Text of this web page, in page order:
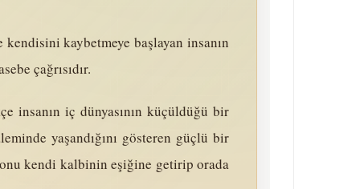
kaybetmeye başlayan insanın
çağrısıdır.
insanın iç dünyasının küçüldüğü bir
yaşandığını gösteren güçlü bir
kendi kalbinin eşiğine getirip orada